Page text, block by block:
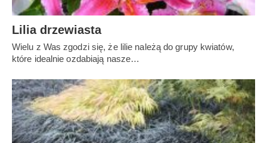
Lilia drzewiasta
Wielu z Was zgodzi się, że lilie należą do grupy kwiatów,
które idealnie ozdabiają nasze…